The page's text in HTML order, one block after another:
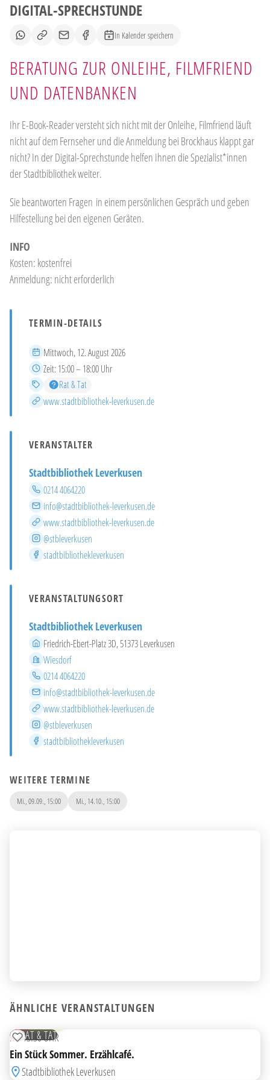
DIGITAL-SPRECHSTUNDE
In Kalender speichern
BERATUNG ZUR ONLEIHE, FILMFRIEND
UND DATENBANKEN
Ihr E-Book-Reader versteht sich nicht mit der Onleihe, Filmfriend läuft
nicht auf dem Fernseher und die Anmeldung bei Brockhaus klappt gar
nicht? In der Digital-Sprechstunde helfen Ihnen die Spezialist*innen
der Stadtbibliothek weiter.
Sie beantworten Fragen in einem persönlichen Gespräch und geben
Hilfestellung bei den eigenen Geräten.
INFO
Kosten: kostenfrei
Anmeldung: nicht erforderlich
TERMIN-DETAILS
Datum
Mittwoch, 12. August 2026
Zeit
Zeit:15:00 – 18:00 Uhr
Kategorien
Rat & Tat
Mehr Infos
www.stadtbibliothek-leverkusen.de
VERANSTALTER
Stadtbibliothek Leverkusen
Telefon
0214 4064220
E-Mail
info@stadtbibliothek-leverkusen.de
Website
www.stadtbibliothek-leverkusen.de
Instagram
@stbleverkusen
Facebook
stadtbibliothekleverkusen
VERANSTALTUNGSORT
Stadtbibliothek Leverkusen
Adresse
Friedrich-Ebert-Platz 3D, 51373 Leverkusen
Stadtteil
Wiesdorf
Telefon
0214 4064220
E-Mail
info@stadtbibliothek-leverkusen.de
Website
www.stadtbibliothek-leverkusen.de
Instagram
@stbleverkusen
Facebook
stadtbibliothekleverkusen
WEITERE TERMINE
Mi., 09.09., 15:00 Mi., 14.10., 15:00
ÄHNLICHE VERANSTALTUNGEN
19
RAT & TAT
ZUR MERKLISTE HINZUFÜGEN
MI13:30 UHR
Ein Stück Sommer. Erzählcafé.
Stadtbibliothek Leverkusen
13